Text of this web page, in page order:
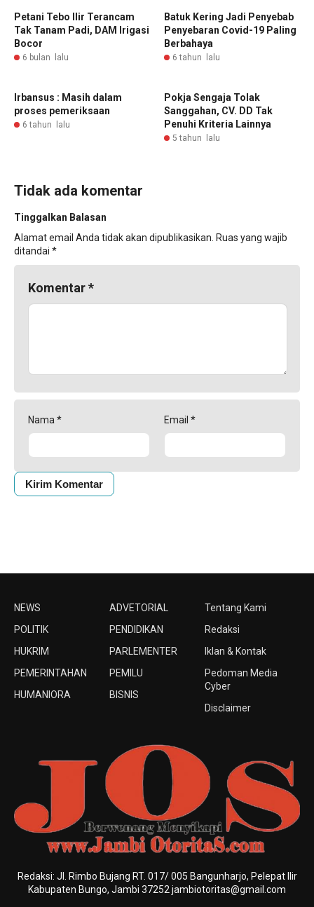
Petani Tebo Ilir Terancam
Tak Tanam Padi, DAM Irigasi
Bocor
6 bulan lalu
Batuk Kering Jadi Penyebab
Penyebaran Covid-19 Paling
Berbahaya
6 tahun lalu
Irbansus : Masih dalam
proses pemeriksaan
6 tahun lalu
Pokja Sengaja Tolak
Sanggahan, CV. DD Tak
Penuhi Kriteria Lainnya
5 tahun lalu
Tidak ada komentar
Tinggalkan Balasan
Alamat email Anda tidak akan dipublikasikan. Ruas yang wajib
ditandai *
Komentar*
Nama * Email *
NEWS
POLITIK
HUKRIM
PEMERINTAHAN
HUMANIORA
ADVETORIAL
PENDIDIKAN
PARLEMENTER
PEMILU
BISNIS
Tentang Kami
Redaksi
Iklan & Kontak
Pedoman Media
Cyber
Disclaimer
Redaksi: Jl. Rimbo Bujang RT. 017/ 005 Bangunharjo, Pelepat Ilir
Kabupaten Bungo, Jambi 37252 jambiotoritas@gmail.com